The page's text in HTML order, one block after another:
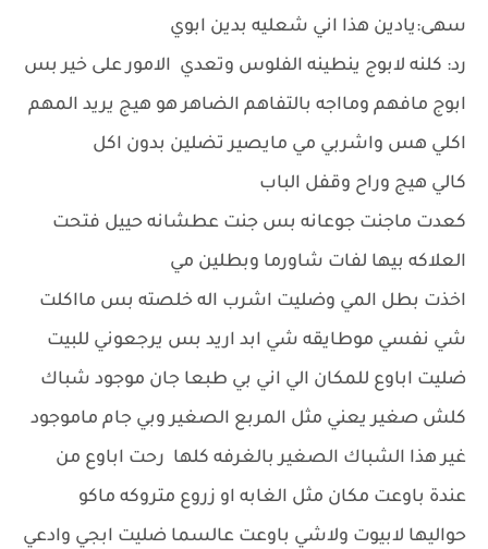
سهى:يادين هذا اني شعليه بدين ابوي
رد: كلنه لابوج ينطينه الفلوس وتعدي الامور على خير بس
ابوج مافهم ومااجه بالتفاهم الضاهر هو هيج يريد المهم
اكلي هس واشربي مي مايصير تضلين بدون اكل
كالي هيج وراح وقفل الباب
كعدت ماجنت جوعانه بس جنت عطشانه حييل فتحت
العلاكه بيها لفات شاورما وبطلين مي
اخذت بطل المي وضليت اشرب اله خلصته بس مااكلت
شي نفسي موطايقه شي ابد اريد بس يرجعوني للبيت
ضليت اباوع للمكان الي اني بي طبعا جان موجود شباك
كلش صغير يعني مثل المربع الصغير وبي جام ماموجود
غير هذا الشباك الصغير بالغرفه كلها رحت اباوع من
عندة باوعت مكان مثل الغابه او زروع متروكه ماكو
حواليها لابيوت ولاشي باوعت عالسما ضليت ابجي وادعي